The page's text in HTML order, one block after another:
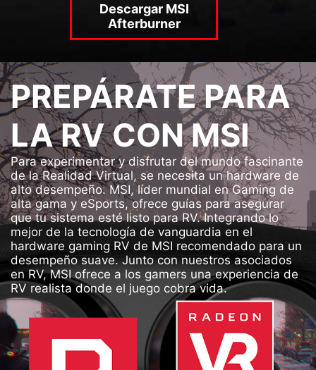
Descargar MSI
Afterburner
PREPÁRATE PARA
LA RV CON MSI
Para experimentar y disfrutar del mundo fascinante
de la Realidad Virtual, se necesita un hardware de
alto desempeño. MSI, líder mundial en Gaming de
alta gama y eSports, ofrece guías para asegurar
que tu sistema esté listo para RV. Integrando lo
mejor de la tecnología de vanguardia en el
hardware gaming RV de MSI recomendado para un
desempeño suave. Junto con nuestros asociados
en RV, MSI ofrece a los gamers una experiencia de
RV realista donde el juego cobra vida.